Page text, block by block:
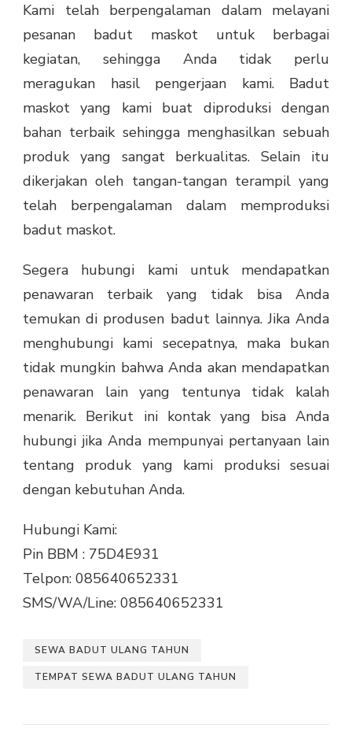
Kami telah berpengalaman dalam melayani
pesanan badut maskot untuk berbagai
kegiatan, sehingga Anda tidak perlu
meragukan hasil pengerjaan kami. Badut
maskot yang kami buat diproduksi dengan
bahan terbaik sehingga menghasilkan sebuah
produk yang sangat berkualitas. Selain itu
dikerjakan oleh tangan-tangan terampil yang
telah berpengalaman dalam memproduksi
badut maskot.
Segera hubungi kami untuk mendapatkan
penawaran terbaik yang tidak bisa Anda
temukan di produsen badut lainnya. Jika Anda
menghubungi kami secepatnya, maka bukan
tidak mungkin bahwa Anda akan mendapatkan
penawaran lain yang tentunya tidak kalah
menarik. Berikut ini kontak yang bisa Anda
hubungi jika Anda mempunyai pertanyaan lain
tentang produk yang kami produksi sesuai
dengan kebutuhan Anda.
Hubungi Kami:
Pin BBM : 75D4E931
Telpon: 085640652331
SMS/WA/Line: 085640652331
SEWA BADUT ULANG TAHUN
TEMPAT SEWA BADUT ULANG TAHUN